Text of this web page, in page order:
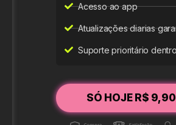
Acesso ao app
Atualizações diarias
Suporte prioritário
SÓ HOJE R$ 9,90